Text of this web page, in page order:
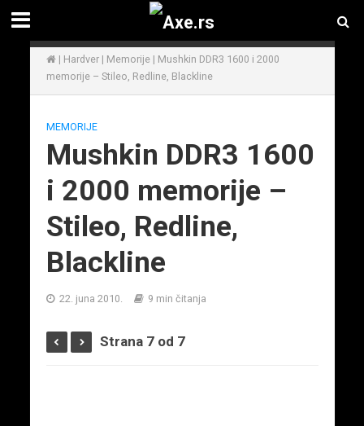
| Hardver| Memorije| Mushkin DDR3 1600 i 2000
memorije – Stileo, Redline, Blackline
MEMORIJE
Mushkin DDR3 1600
i 2000 memorije –
Stileo, Redline,
Blackline
22. juna 2010. 9 min čitanja
Strana 7 od 7